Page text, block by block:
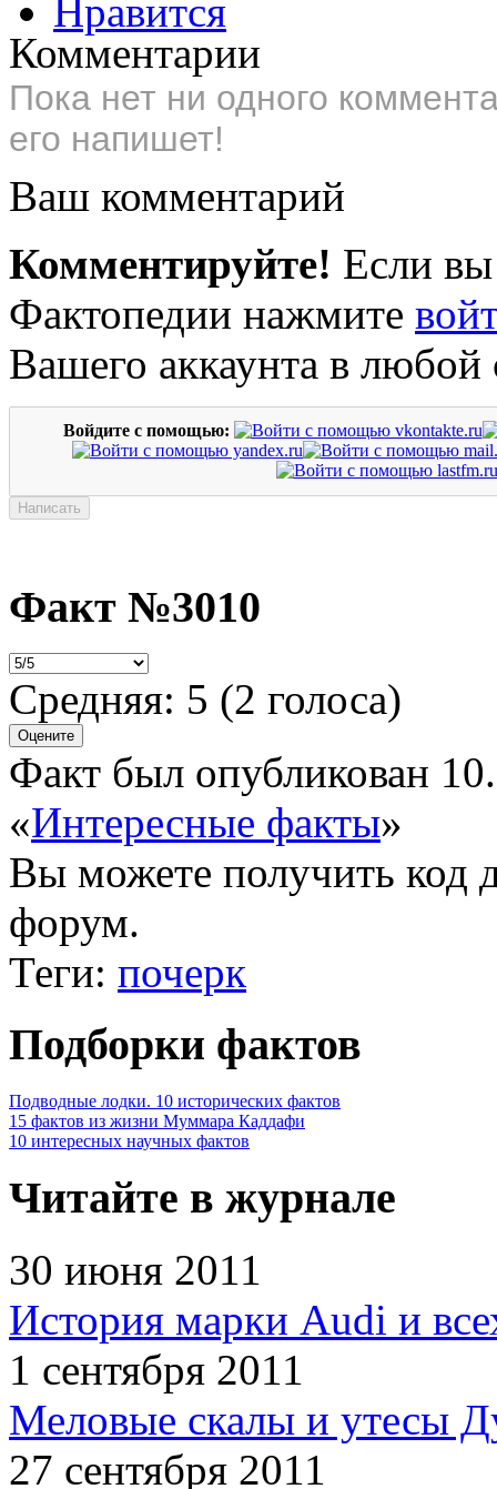
Нравится
Комментарии
Пока нет ни одного
его напишет!
Ваш комментарий
Комментируйте! Если вы
Фактопедии нажмите
Вашего аккаунта в любой
Войдите с помощью:
Факт №3010
Средняя: 5 (2 голоса)
Факт был опубликован
«Интересные факты»
Вы можете получить код
форум.
Теги: почерк
Подборки фактов
Подводные лодки. 10 исторических фактов
15 фактов из жизни Муммара Каддафи
10 интересных научных фактов
Читайте в журнале
30 июня 2011
История марки Audi и
1 сентября 2011
Меловые скалы и утесы
27 сентября 2011